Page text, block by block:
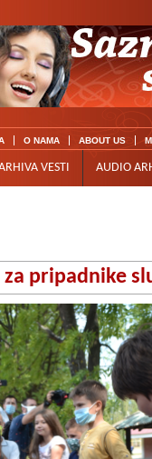
O NAMA ABOUT US
VESTI AUDIO
pripadnike